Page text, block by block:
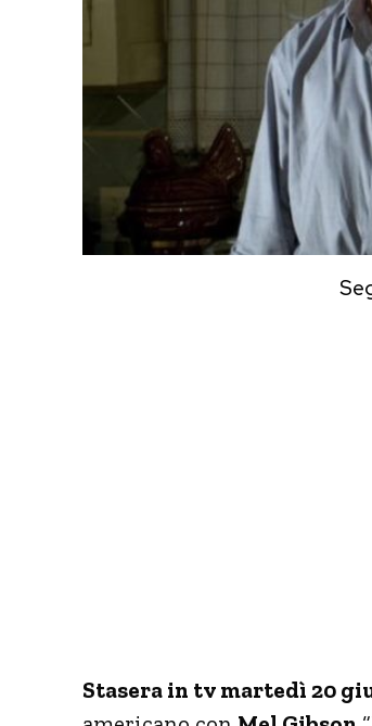
Stasera in tv martedì 20